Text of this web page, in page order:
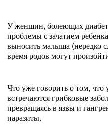
У женщин, болеющих
проблемы с зачатием
выносить малыша (нередко
время родов могут
Что уже говорить о том,
встречаются грибковые
превращаясь в язвы и
паразиты.